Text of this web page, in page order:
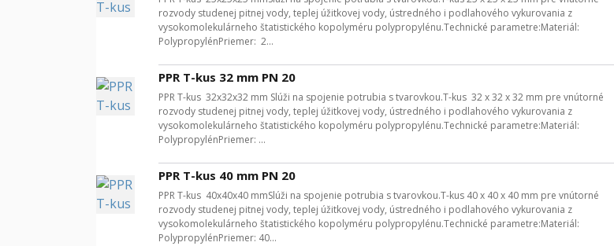
rozvody studenej pitnej vody, teplej úžitkovej vody, ústredného i podlahového vykurovania z
vysokomolekulárneho štatistického kopolyméru polypropylénu.Technické parametre:Materiál:
PolypropylénPriemer: 2...
PPR T-kus 32 mm PN 20
PPR T-kus 32x32x32 mm Slúži na spojenie potrubia s tvarovkou.T-kus 32 x 32 x 32 mm pre vnútorné
rozvody studenej pitnej vody, teplej úžitkovej vody, ústredného i podlahového vykurovania z
vysokomolekulárneho štatistického kopolyméru polypropylénu.Technické parametre:Materiál:
PolypropylénPriemer: ...
PPR T-kus 40 mm PN 20
PPR T-kus 40x40x40 mmSlúži na spojenie potrubia s tvarovkou.T-kus 40 x 40 x 40 mm pre vnútorné
rozvody studenej pitnej vody, teplej úžitkovej vody, ústredného i podlahového vykurovania z
vysokomolekulárneho štatistického kopolyméru polypropylénu.Technické parametre:Materiál:
PolypropylénPriemer: 40...